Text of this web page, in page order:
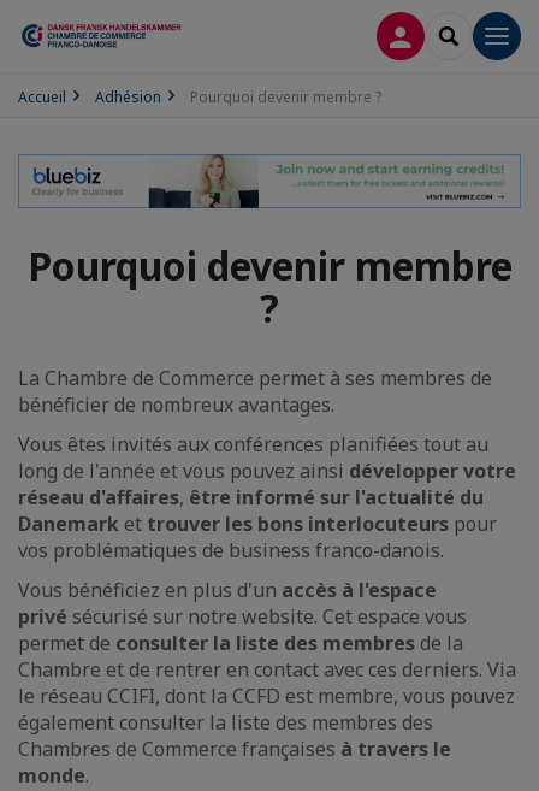
CONNEXION
Accueil Adhésion Pourquoi devenir membre ?
Pourquoi devenir membre
?
La Chambre de Commerce permet à ses membres de
bénéficier de nombreux avantages.
Vous êtes invités aux conférences planifiées tout au
long de l'année et vous pouvez ainsi développer votre
réseau d'affaires, être informé sur l'actualité du
Danemark et trouver les bons interlocuteurs pour
vos problématiques de business franco-danois.
Vous bénéficiez en plus d'un accès à l'espace
privé sécurisé sur notre website. Cet espace vous
permet de consulter la liste des membresde la
Chambre et de rentrer en contact avec ces derniers. Via
le réseau CCIFI, dont la CCFD est membre, vous pouvez
également consulter la liste des membres des
Chambres de Commerce françaises à travers le
monde.